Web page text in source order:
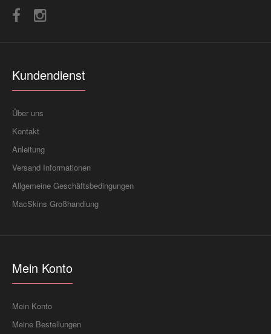
Kundendienst
Über uns
Kontakt
Anleitung
Versand Informationen
Allgemeine Geschäftsbedingungen
MacSkins Großhandlung
Mein Konto
Mein Konto
Meine Bestellungen